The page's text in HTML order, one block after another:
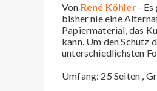
Von René Köhler- Es
bisher nie eine
Papiermaterial, das
kann. Um den Schutz
unterschiedlichsten
Umfang: 25 Seiten ,